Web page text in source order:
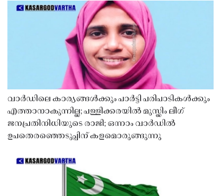
വാർഡിലെ കാര്യങ്ങൾക്കും പാർട്ടി പരിപാടികൾക്കും
എത്താനാകുന്നില്ല; പള്ളിക്കരയിൽ മുസ്ലിം ലീഗ്
ജനപ്രതിനിധിയുടെ രാജി; ഒന്നാം വാർഡിൽ
ഉപതെരഞ്ഞെടുപ്പിന് കളമൊരുങ്ങുന്നു